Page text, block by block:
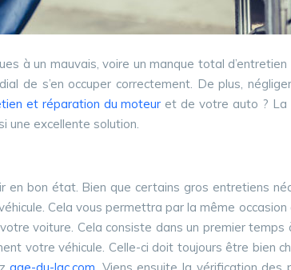
à un mauvais, voire un manque total
de s’en occuper correctement. De plus,
et réparation du moteur et de votre auto ? La
une excellente solution.
bon état. Bien que certains gros entretiens
Cela vous permettra par la même
voiture. Cela consiste dans un premier
votre véhicule. Celle-ci doit toujours être